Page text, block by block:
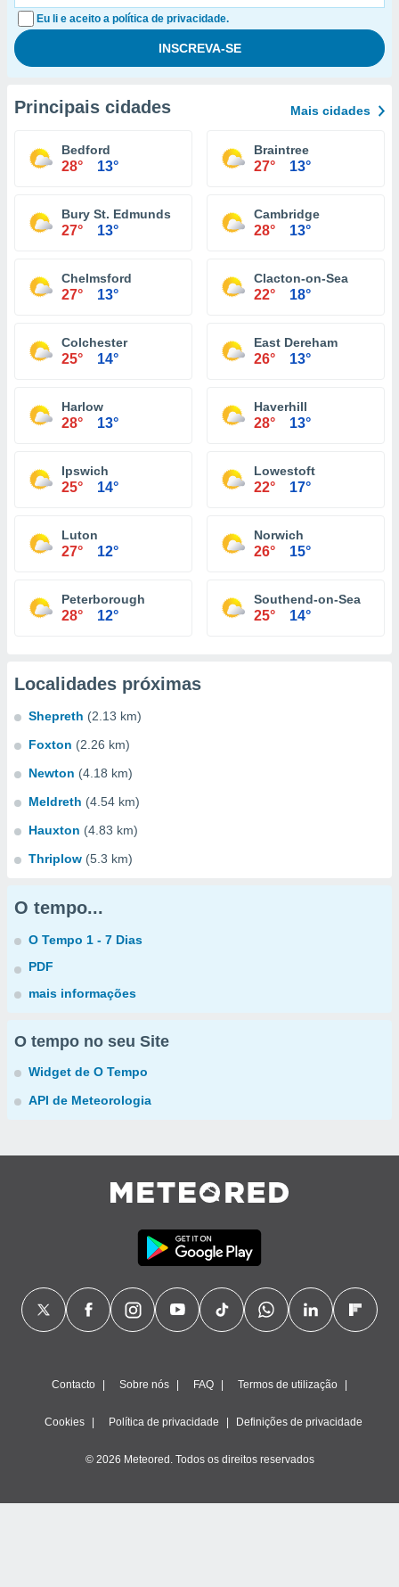
Eu li e aceito a política de privacidade.
Principais cidades Mais cidades
Bedford
28° 13°
Braintree
27° 13°
Bury St. Edmunds
27° 13°
Cambridge
28° 13°
Chelmsford
27° 13°
Clacton-on-Sea
22° 18°
Colchester
25° 14°
East Dereham
26° 13°
Harlow
28° 13°
Haverhill
28° 13°
Ipswich
25° 14°
Lowestoft
22° 17°
Luton
27° 12°
Norwich
26° 15°
Peterborough
28° 12°
Southend-on-Sea
25° 14°
Localidades próximas
Shepreth (2.13 km)
Foxton (2.26 km)
Newton (4.18 km)
Meldreth (4.54 km)
Hauxton (4.83 km)
Thriplow (5.3 km)
O tempo...
O Tempo 1 - 7 Dias
PDF
mais informações
O tempo no seu Site
Widget de O Tempo
API de Meteorologia
Contacto Sobre nós FAQ Termos de utilização
Cookies Política de privacidade Definições de privacidade
© 2026 Meteored. Todos os direitos reservados